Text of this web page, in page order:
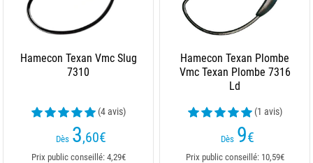
Hamecon Texan Vmc Slug
7310
(4 avis)
Dès 3,60€
Prix public conseillé: 4,29€
Hamecon Texan Plombe
Vmc Texan Plombe 7316
Ld
(1 avis)
Dès 9€
Prix public conseillé: 10,59€